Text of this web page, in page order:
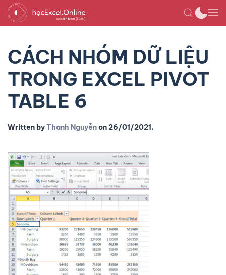
CÁCH NHÓM DỮ LIỆU
TRONG EXCEL PIVOT
TABLE 6
Written byThanh Nguyễnon26/01/2021.